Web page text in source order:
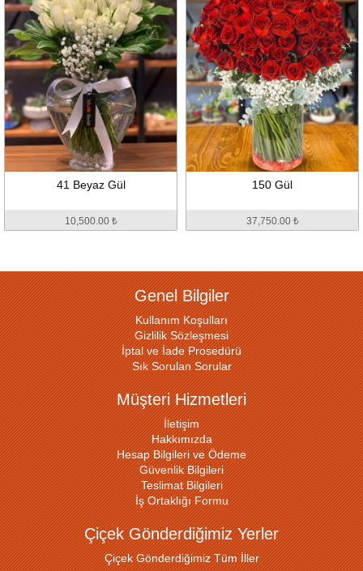
41 Beyaz Gül
10,500.00 ₺
150 Gül
37,750.00 ₺
Genel Bilgiler
Kullanım Koşulları
Gizlilik Sözleşmesi
İptal ve İade Prosedürü
Sık Sorulan Sorular
Müşteri Hizmetleri
İletişim
Hakkımızda
Hesap Bilgileri ve Ödeme
Güvenlik Bilgileri
Teslimat Bilgileri
İş Ortaklığı Formu
Çiçek Gönderdiğimiz Yerler
Çiçek Gönderdiğimiz Tüm İller